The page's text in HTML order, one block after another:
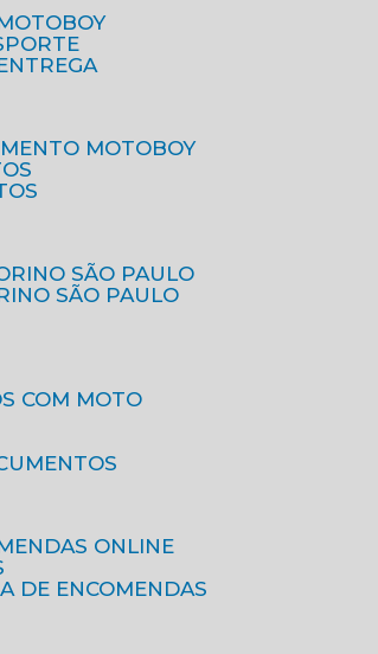
MOTOBOY
SÃO PAULO
SÃO PAULO
COM MOTO
ONLINE
DE ENCOMENDAS